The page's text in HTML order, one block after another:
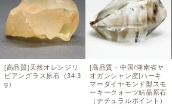
[高品質]天然オレンジリ
ビアングラス原石（34.3
g）
[高品質・中国/湖南省ヤ
オガンシャン産]ハーキ
マーダイヤモンド型スモ
ーキークォーツ結晶原石
（ナチュラルポイント）